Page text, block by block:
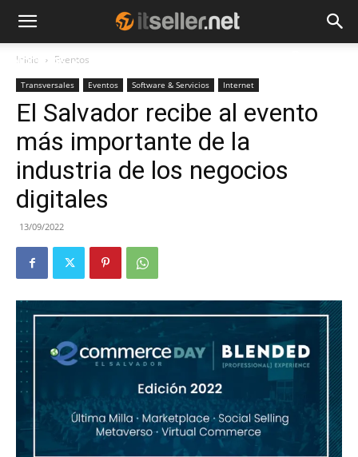
NOTICIAS
Inicio Eventos
Transversales Eventos Software & Servicios Internet
El Salvador recibe al evento
más importante de la
industria de los negocios
digitales
13/09/2022